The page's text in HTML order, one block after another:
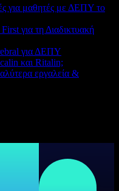
για μαθητές με ΔΕΠΥ το
για τη Διαδικτυακή
για ΔΕΠΥ
και Ritalin;
εργαλεία &